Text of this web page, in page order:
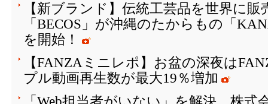
【新ブランド】伝統工芸品を世界に販
「BECOS」が沖縄のたからもの「
を開始！
【FANZAミニレポ】お盆の深夜は
プル動画再生数が最大19％増加